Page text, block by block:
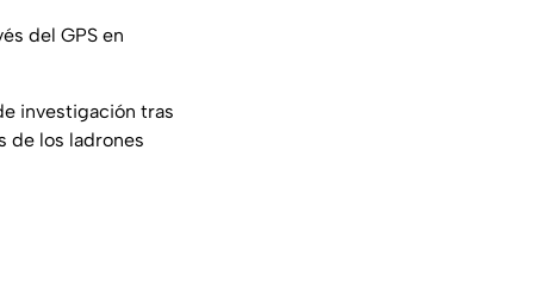
del GPS en
investigación tras
de los ladrones